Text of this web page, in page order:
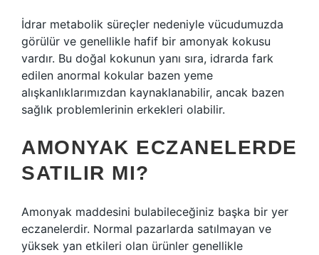
İdrar metabolik süreçler nedeniyle vücudumuzda
görülür ve genellikle hafif bir amonyak kokusu
vardır. Bu doğal kokunun yanı sıra, idrarda fark
edilen anormal kokular bazen yeme
alışkanlıklarımızdan kaynaklanabilir, ancak bazen
sağlık problemlerinin erkekleri olabilir.
AMONYAK ECZANELERDE
SATILIR MI?
Amonyak maddesini bulabileceğiniz başka bir yer
eczanelerdir. Normal pazarlarda satılmayan ve
yüksek yan etkileri olan ürünler genellikle